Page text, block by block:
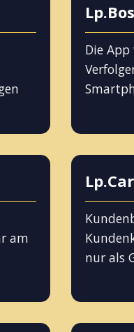
Die
am
nur als